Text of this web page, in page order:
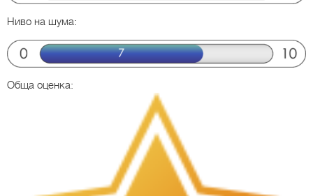
Ниво на шума:
Обща оценка: